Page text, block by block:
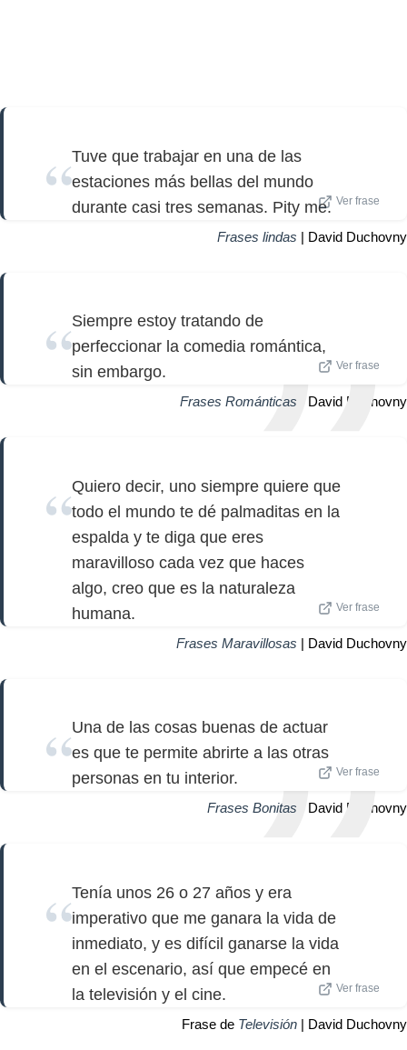
Tuve que trabajar en una de las
estaciones más bellas del mundo
durante casi tres semanas. Pity me. Ver frase
Frases lindas | David Duchovny
Siempre estoy tratando de
perfeccionar la comedia romántica,
sin embargo.
Ver frase
Frases Románticas | David Duchovny
Quiero decir, uno siempre quiere que
todo el mundo te dé palmaditas en la
espalda y te diga que eres
maravilloso cada vez que haces
algo, creo que es la naturaleza
humana.
Ver frase
Frases Maravillosas | David Duchovny
Una de las cosas buenas de actuar
es que te permite abrirte a las otras
personas en tu interior.
Ver frase
Frases Bonitas | David Duchovny
Tenía unos 26 o 27 años y era
imperativo que me ganara la vida de
inmediato, y es difícil ganarse la vida
en el escenario, así que empecé en
la televisión y el cine.
Ver frase
Frase de Televisión | David Duchovny